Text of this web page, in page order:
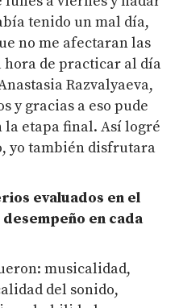
tenido un mal día,
no me afectaran las
hora de practicar al día
Razvalyaeva,
y gracias a eso pude
etapa final. Así logré
yo también disfrutara
evaluados en el
en cada
musicalidad,
del sonido,